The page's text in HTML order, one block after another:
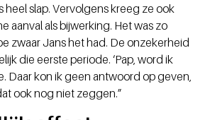
heel slap. Vervolgens kreeg ze ook
aanval als bijwerking. Het was zo
zwaar Jans het had. De onzekerheid
die eerste periode. ‘Pap, word ik
Daar kon ik geen antwoord op geven,
ook nog niet zeggen.”